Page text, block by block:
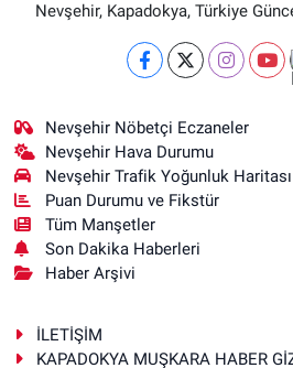
Nevşehir, Kapadokya, Türkiye
Nevşehir Nöbetçi Eczaneler
Nevşehir Hava Durumu
Nevşehir Trafik Yoğunluk Haritası
Puan Durumu ve Fikstür
Tüm Manşetler
Son Dakika Haberleri
Haber Arşivi
İLETİŞİM
KAPADOKYA MUŞKARA HABER